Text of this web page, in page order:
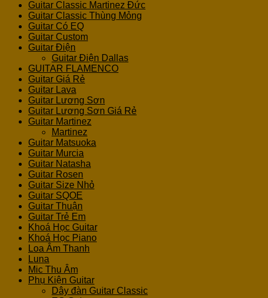
Guitar Classic Martinez Đức
Guitar Classic Thùng Mỏng
Guitar Có EQ
Guitar Custom
Guitar Điện
Guitar Điện Dallas
GUITAR FLAMENCO
Guitar Giá Rẻ
Guitar Lava
Guitar Lương Sơn
Guitar Lương Sơn Giá Rẻ
Guitar Martinez
Martinez
Guitar Matsuoka
Guitar Murcia
Guitar Natasha
Guitar Rosen
Guitar Size Nhỏ
Guitar SQOE
Guitar Thuận
Guitar Trẻ Em
Khoá Học Guitar
Khoá Học Piano
Loa Âm Thanh
Luna
Mic Thu Âm
Phụ Kiện Guitar
Dây đàn Guitar Classic